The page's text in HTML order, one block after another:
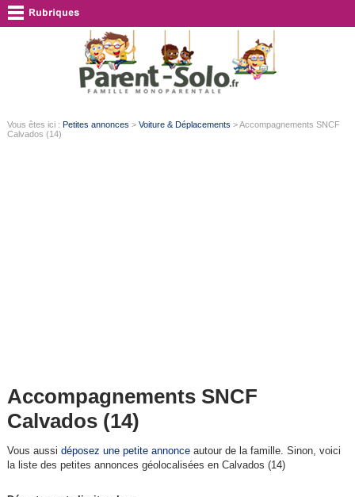
Vous êtes ici : Petites annonces > Voiture & Déplacements > Accompagnements SNCF
Calvados (14)
Accompagnements SNCF
Calvados (14)
Vous aussi déposez une petite annonceautour de la famille. Sinon, voici
la liste des petites annonces géolocalisées en Calvados (14)